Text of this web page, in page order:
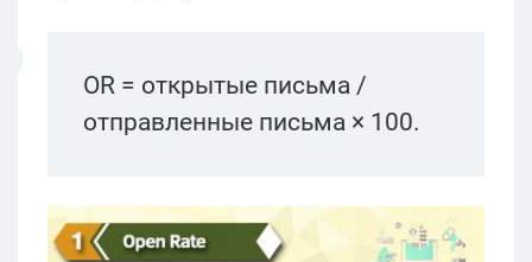
OR = открытые письма /
отправленные письма × 100.